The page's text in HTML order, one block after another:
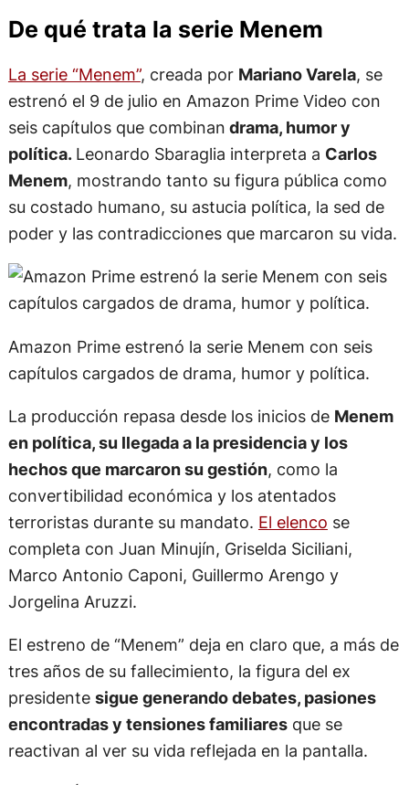
De qué trata la serie Menem
La serie “Menem”, creada por Mariano Varela, se
estrenó el 9 de julio en Amazon Prime Video con
seis capítulos que combinan drama, humor y
política. Leonardo Sbaraglia interpreta a Carlos
Menem, mostrando tanto su figura pública como
su costado humano, su astucia política, la sed de
poder y las contradicciones que marcaron su vida.
Amazon Prime estrenó la serie Menem con seis
capítulos cargados de drama, humor y política.
La producción repasa desde los inicios de Menem
en política, su llegada a la presidencia y los
hechos que marcaron su gestión, como la
convertibilidad económica y los atentados
terroristas durante su mandato. El elenco se
completa con Juan Minujín, Griselda Siciliani,
Marco Antonio Caponi, Guillermo Arengo y
Jorgelina Aruzzi.
El estreno de “Menem” deja en claro que, a más de
tres años de su fallecimiento, la figura del ex
presidente sigue generando debates, pasiones
encontradas y tensiones familiaresque se
reactivan al ver su vida reflejada en la pantalla.